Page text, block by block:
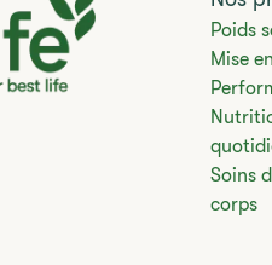
​​​​Poids
​​Mise
​​Soins
corps